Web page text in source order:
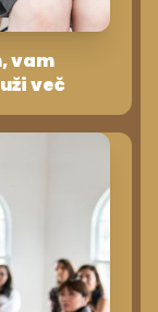
vam
več